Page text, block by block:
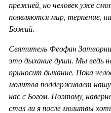
прежней, но человек уже
появляются мир,
Божий.
Святитель Феофан
это дыхание души. Мы ведь
приносит дыхание. Пока
молитва поддерживает
нас с Богом. Поэтому,
стал ли я после молитвы